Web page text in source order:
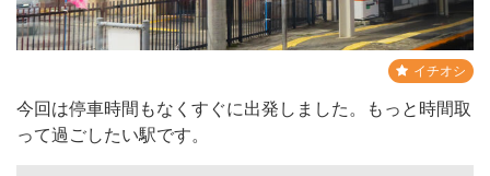
イチオシ
今回は停車時間もなくすぐに出発しました。もっと時間取
って過ごしたい駅です。